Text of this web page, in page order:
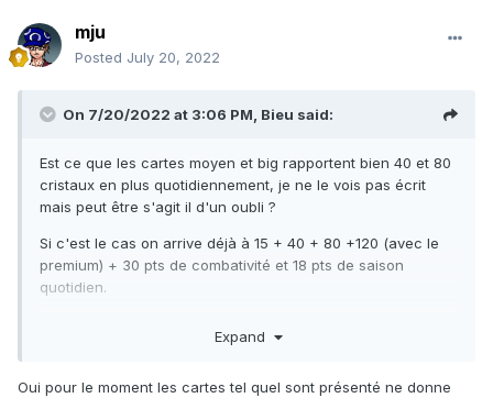
mju
Posted July 20, 2022
On 7/20/2022 at 3:06 PM, Bieu said:
Est ce que les cartes moyen et big rapportent bien 40 et 80
cristaux en plus quotidiennement, je ne le vois pas écrit
mais peut être s'agit il d'un oubli ?
Si c'est le cas on arrive déjà à 15 + 40 + 80 +120 (avec le
premium) + 30 pts de combativité et 18 pts de saison
quotidien.
de l'objectif quotidien pour arriver à 18000. A voir si les 300
Expand
Oui pour le moment les cartes tel quel sont présenté ne donne